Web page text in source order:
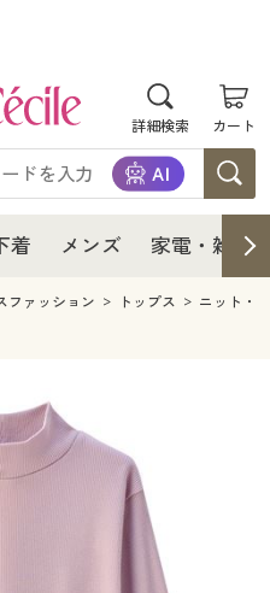
詳細検索 カート
て
着 メンズ 家電・雑貨
て
ファッション トップス ニット・